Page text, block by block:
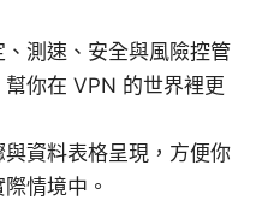
測速、安全與風險控管
你在 VPN 的世界裡更
資料表格呈現，方便你
情境中。